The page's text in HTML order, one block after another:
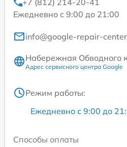
Ежедневно с 9:00 до 21:00
info@google-repair-
Набережная Обводного
Адрес сервисного центра Google
Режим работы:
Ежедневно с 9:00 до
Способы оплаты